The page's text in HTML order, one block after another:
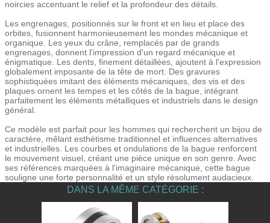
noircies accentuant le relief et la profondeur des détails.
Les engrenages, positionnés sur le front et en lieu et place des
orbites, fusionnent harmonieusement les mondes mécanique et
organique. Les yeux du crâne, remplacés par de grands
engrenages, donnent l'impression d'un regard mécanique et
énigmatique. Les dents, finement détaillées, ajoutent à l'expression
globalement imposante de la tête de mort. Des gravures
sophistiquées imitant des éléments mécaniques, des vis et des
plaques ornent les tempes et les côtés de la bague, intégrant
parfaitement les éléments métalliques et industriels dans le design
général.
Ce modèle est parfait pour les hommes qui recherchent un bijou de
caractère, mêlant esthétisme traditionnel et influences alternatives
et industrielles. Les courbes et ondulations de la bague renforcent
le mouvement visuel, créant une pièce unique en son genre. Avec
ses références marquées à l'imaginaire mécanique, cette bague
souligne une forte personnalité et un style résolument audacieux.
DANS LA MÊME CATÉGORIE :